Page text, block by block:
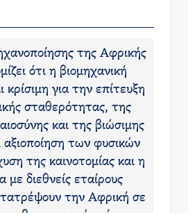
της Αφρικής
ότι η βιομηχανική
κρίσιμη για την επίτευξη
σταθερότητας, της
και της βιώσιμης
των φυσικών
της καινοτομίας και η
με διεθνείς εταίρους
την Αφρική σε